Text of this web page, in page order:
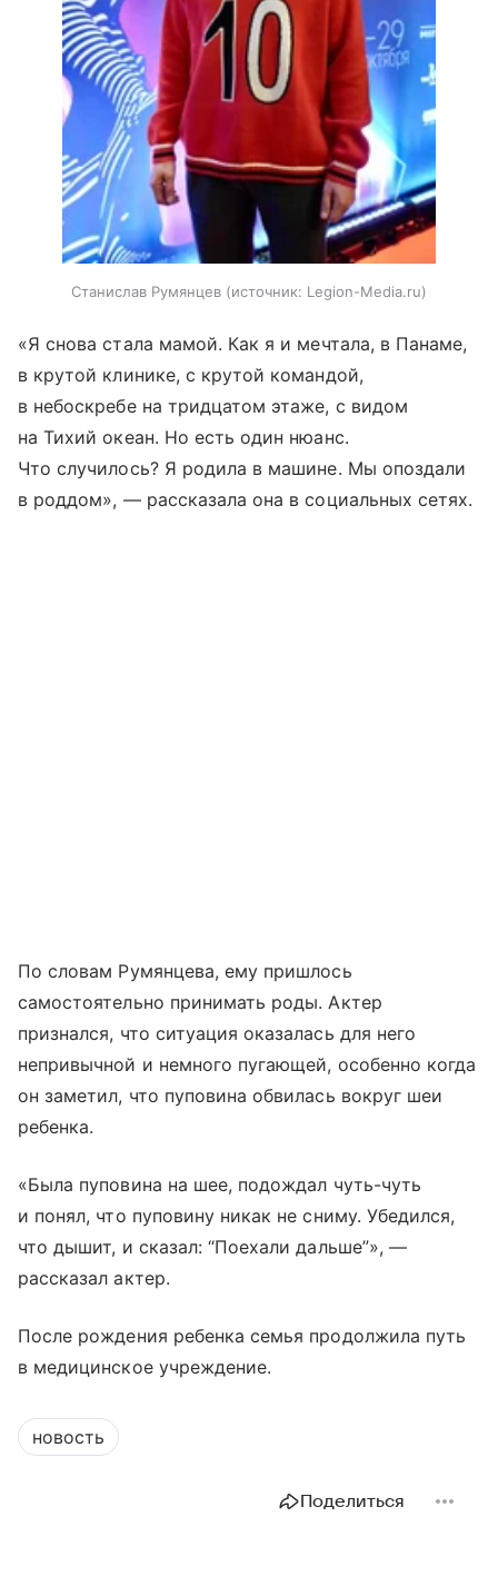
Станислав Румянцев источник: Legion-Media.ru
«Я снова стала мамой. Как я и мечтала, в Панаме,
в крутой клинике, с крутой командой,
в небоскребе на тридцатом этаже, с видом
на Тихий океан. Но есть один нюанс.
Что случилось? Я родила в машине. Мы опоздали
в роддом», — рассказала она в социальных сетях.
По словам Румянцева, ему пришлось
самостоятельно принимать роды. Актер
признался, что ситуация оказалась для него
непривычной и немного пугающей, особенно когда
он заметил, что пуповина обвилась вокруг шеи
ребенка.
«Была пуповина на шее, подождал чуть-чуть
и понял, что пуповину никак не сниму. Убедился,
что дышит, и сказал: “Поехали дальше”», —
рассказал актер.
После рождения ребенка семья продолжила путь
в медицинское учреждение.
новость
Поделиться